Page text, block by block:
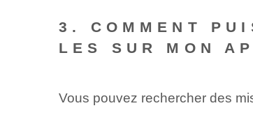
3. COMMENT
LES SUR MON
Vous pouvez rechercher des